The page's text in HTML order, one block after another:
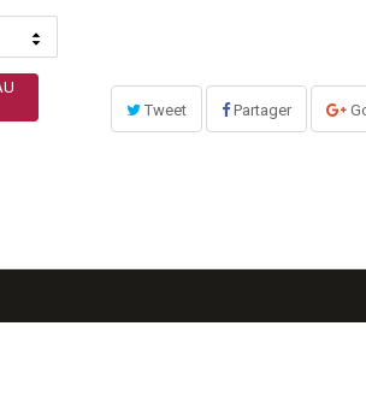
Tweet Partager